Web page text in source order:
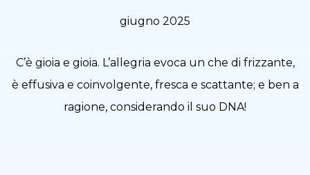
giugno 2025
C’è gioia e gioia. L’allegria evoca un che di frizzante,
è effusiva e coinvolgente, fresca e scattante; e ben a
ragione, considerando il suo DNA!